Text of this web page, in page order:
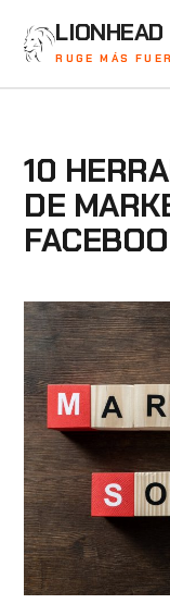
LIONHEAD
RUGE MÁS
10
DE